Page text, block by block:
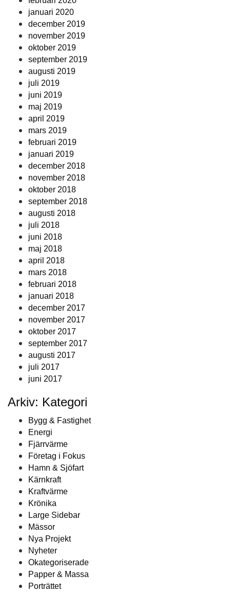
januari 2020
december 2019
november 2019
oktober 2019
september 2019
augusti 2019
juli 2019
juni 2019
maj 2019
april 2019
mars 2019
februari 2019
januari 2019
december 2018
november 2018
oktober 2018
september 2018
augusti 2018
juli 2018
juni 2018
maj 2018
april 2018
mars 2018
februari 2018
januari 2018
december 2017
november 2017
oktober 2017
september 2017
augusti 2017
juli 2017
juni 2017
Arkiv: Kategori
Bygg & Fastighet
Energi
Fjärrvärme
Företag i Fokus
Hamn & Sjöfart
Kärnkraft
Kraftvärme
Krönika
Large Sidebar
Mässor
Nya Projekt
Nyheter
Okategoriserade
Papper & Massa
Porträttet